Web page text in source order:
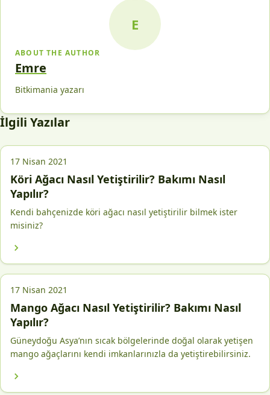
E
ABOUT THE AUTHOR
Emre
Bitkimania yazarı
İlgili Yazılar
17 Nisan 2021
Köri Ağacı Nasıl Yetiştirilir? Bakımı Nasıl
Yapılır?
Kendi bahçenizde köri ağacı nasıl yetiştirilir bilmek ister
misiniz?
17 Nisan 2021
Mango Ağacı Nasıl Yetiştirilir? Bakımı Nasıl
Yapılır?
Güneydoğu Asya’nın sıcak bölgelerinde doğal olarak yetişen
mango ağaçlarını kendi imkanlarınızla da yetiştirebilirsiniz.